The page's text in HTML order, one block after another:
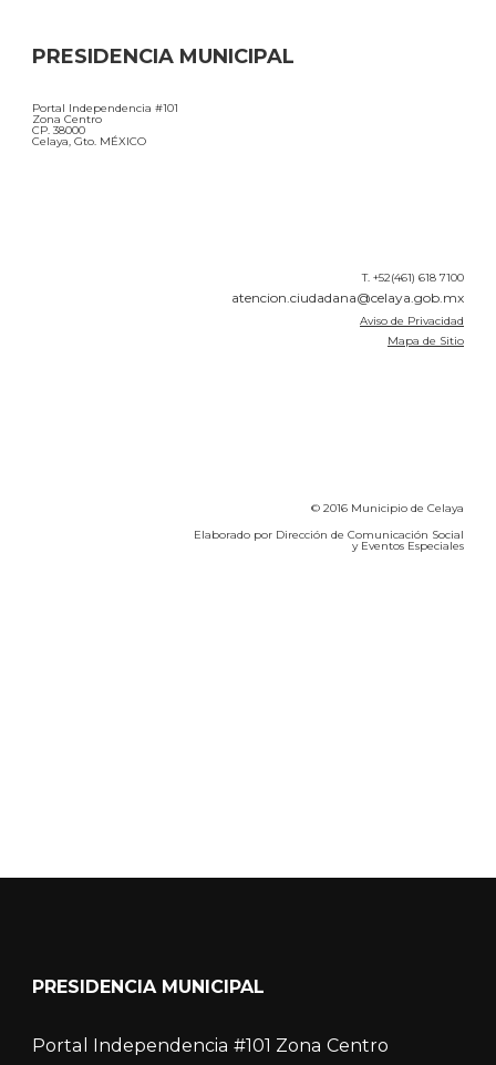
PRESIDENCIA MUNICIPAL
Portal Independencia #101
Zona Centro
CP. 38000
Celaya, Gto. MÉXICO
T. +52(461) 618 7100
atencion.ciudadana@celaya.gob.mx
Aviso de Privacidad
Mapa de Sitio
© 2016 Municipio de Celaya
Elaborado por Dirección de Comunicación Social
y Eventos Especiales
PRESIDENCIA MUNICIPAL
Portal Independencia #101 Zona Centro